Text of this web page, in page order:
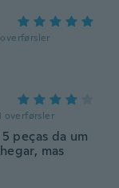
overførsler
overførsler
peças da um
mas